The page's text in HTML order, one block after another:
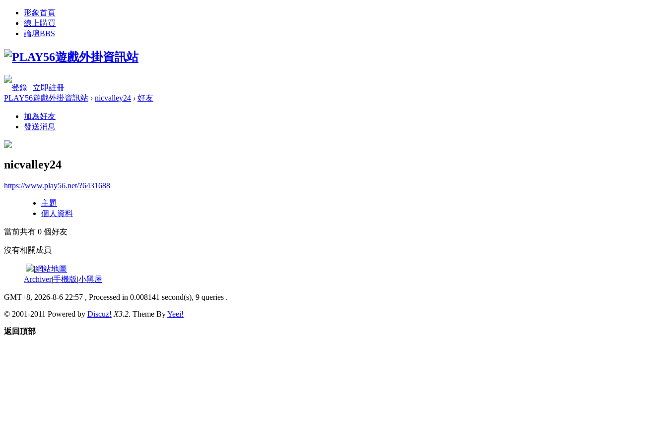
形象首頁
線上購買
論壇BBS
登錄 | 立即註冊
PLAY56遊戲外掛資訊站 › nicvalley24 › 好友
加為好友
發送消息
nicvalley24
https://www.play56.net/?6431688
主題
個人資料
當前共有 0 個好友
沒有相關成員
|網站地圖
Archiver|手機版|小黑屋|
GMT+8, 2026-8-6 22:57 , Processed in 0.008141 second(s), 9 queries .
© 2001-2011 Powered by Discuz! X3.2. Theme ByYeei!
返回頂部